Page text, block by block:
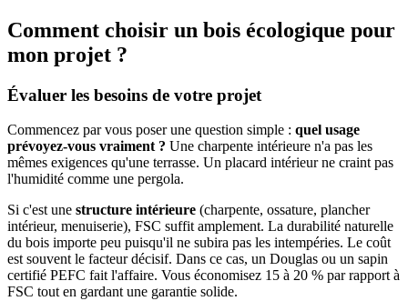
Comment choisir un bois écologique pour
mon projet ?
Évaluer les besoins de votre projet
Commencez par vous poser une question simple : quel usage
prévoyez-vous vraiment ? Une charpente intérieure n'a pas les
mêmes exigences qu'une terrasse. Un placard intérieur ne craint pas
l'humidité comme une pergola.
Si c'est une structure intérieure (charpente, ossature, plancher
intérieur, menuiserie), FSC suffit amplement. La durabilité naturelle
du bois importe peu puisqu'il ne subira pas les intempéries. Le coût
est souvent le facteur décisif. Dans ce cas, un Douglas ou un sapin
certifié PEFC fait l'affaire. Vous économisez 15 à 20 % par rapport à
FSC tout en gardant une garantie solide.